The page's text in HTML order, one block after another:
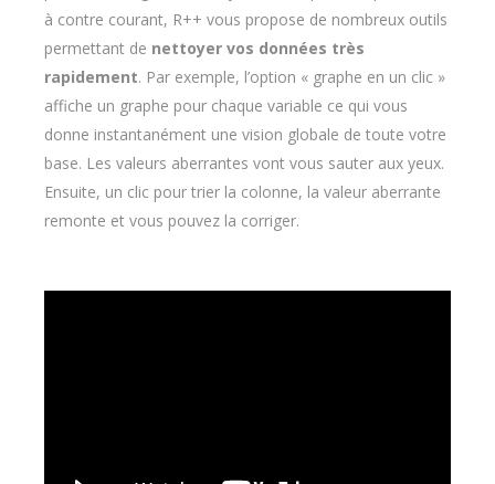
à contre courant, R++ vous propose de nombreux outils
permettant de nettoyer vos données très
rapidement. Par exemple, l’option « graphe en un clic »
affiche un graphe pour chaque variable ce qui vous
donne instantanément une vision globale de toute votre
base. Les valeurs aberrantes vont vous sauter aux yeux.
Ensuite, un clic pour trier la colonne, la valeur aberrante
remonte et vous pouvez la corriger.